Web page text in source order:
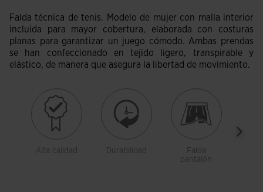
Falda técnica de tenis. Modelo de mujer con malla interior
incluida para mayor cobertura, elaborada con costuras
planas para garantizar un juego cómodo. Ambas prendas
se han confeccionado en tejido ligero, transpirable y
elástico, de manera que asegura la libertad de movimiento.
Alta calidad Durabilidad
Falda
pantalón